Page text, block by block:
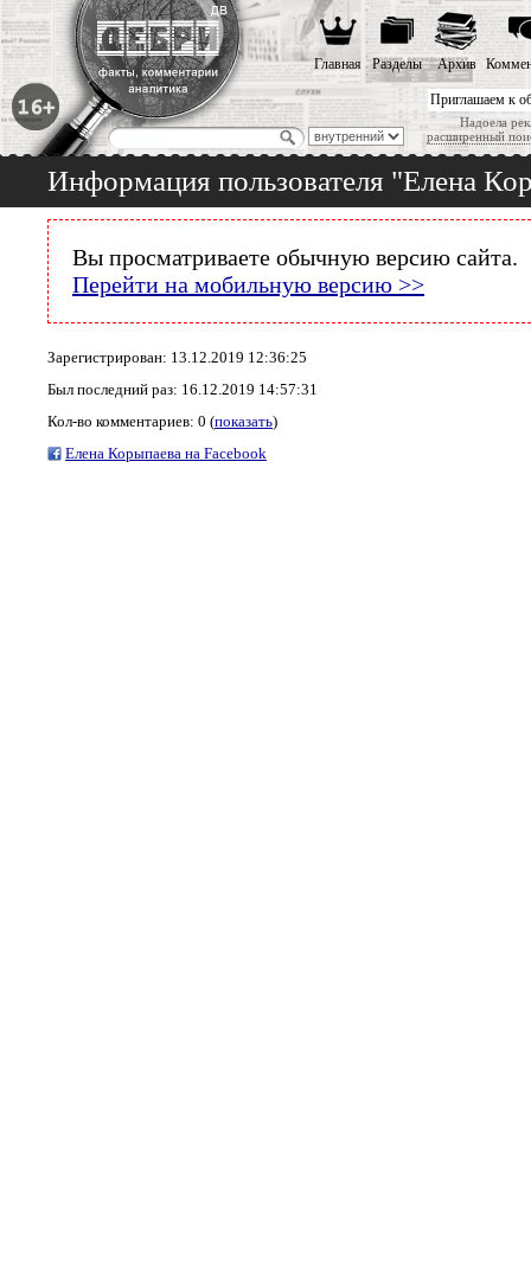
Приглашаем к
Надоела
расширенный
Главная Разделы Архив
Информация пользователя "Елена
Вы просматриваете обычную версию сайта.
Перейти на мобильную версию >>
Зарегистрирован: 13.12.2019 12:36:25
Был последний раз: 16.12.2019 14:57:31
Кол-во комментариев: 0 (показать)
Елена Корыпаева на Facebook